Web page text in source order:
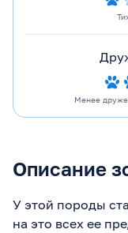
Менее
Описание
У этой породы
на это всех ее